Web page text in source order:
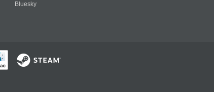
Bluesky